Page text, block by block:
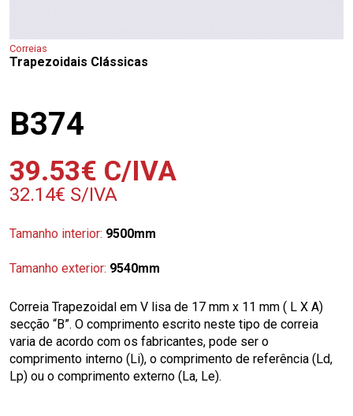
Correias
Trapezoidais Clássicas
B374
39.53€ C/IVA
32.14€ S/IVA
Tamanho interior: 9500mm
Tamanho exterior: 9540mm
Correia Trapezoidal em V lisa de 17 mm x 11 mm ( L X A)
secção “B”. O comprimento escrito neste tipo de correia
varia de acordo com os fabricantes, pode ser o
comprimento interno (Li), o comprimento de referência (Ld,
Lp) ou o comprimento externo (La, Le).